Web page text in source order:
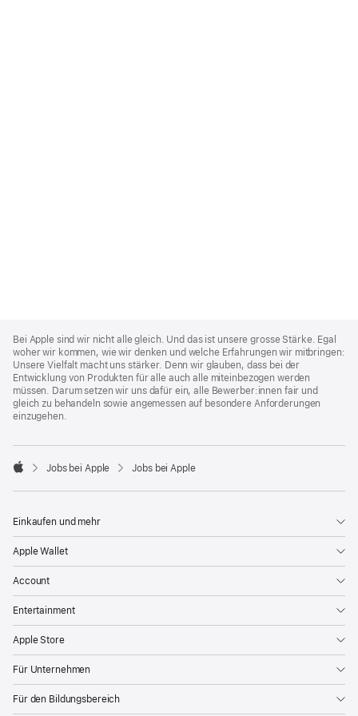
Footer
Bei Apple sind wir nicht alle gleich. Und das ist unsere grosse Stärke. Egal
woher wir kommen, wie wir denken und welche Erfahrungen wir mitbringen:
Unsere Vielfalt macht uns stärker. Denn wir glauben, dass bei der
Entwicklung von Produkten für alle auch alle miteinbezogen werden
müssen. Darum setzen wir uns dafür ein, alle Bewerber:innen fair und
gleich zu behandeln sowie angemessen auf besondere Anforderungen
einzugehen.

Jobs bei Apple Jobs bei Apple
Einkaufen und mehr
Apple Wallet
Account
Entertainment
Apple Store
Für Unternehmen
Für den Bildungsbereich